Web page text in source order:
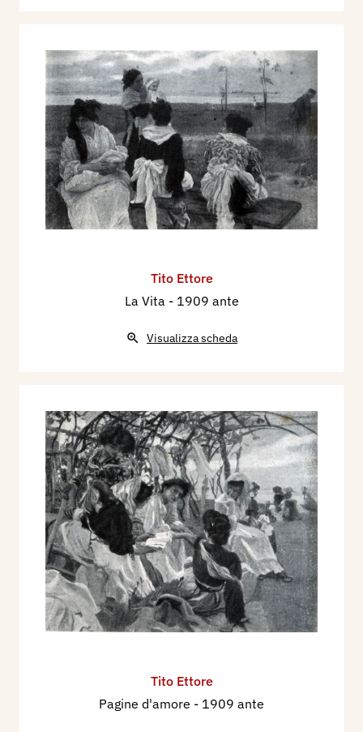
Tito Ettore
La Vita - 1909 ante
Visualizza scheda
Tito Ettore
Pagine d'amore - 1909 ante